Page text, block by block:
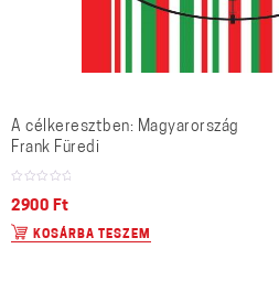
A célkeresztben: Magyarország
Frank Füredi
2900 Ft
KOSÁRBA TESZEM